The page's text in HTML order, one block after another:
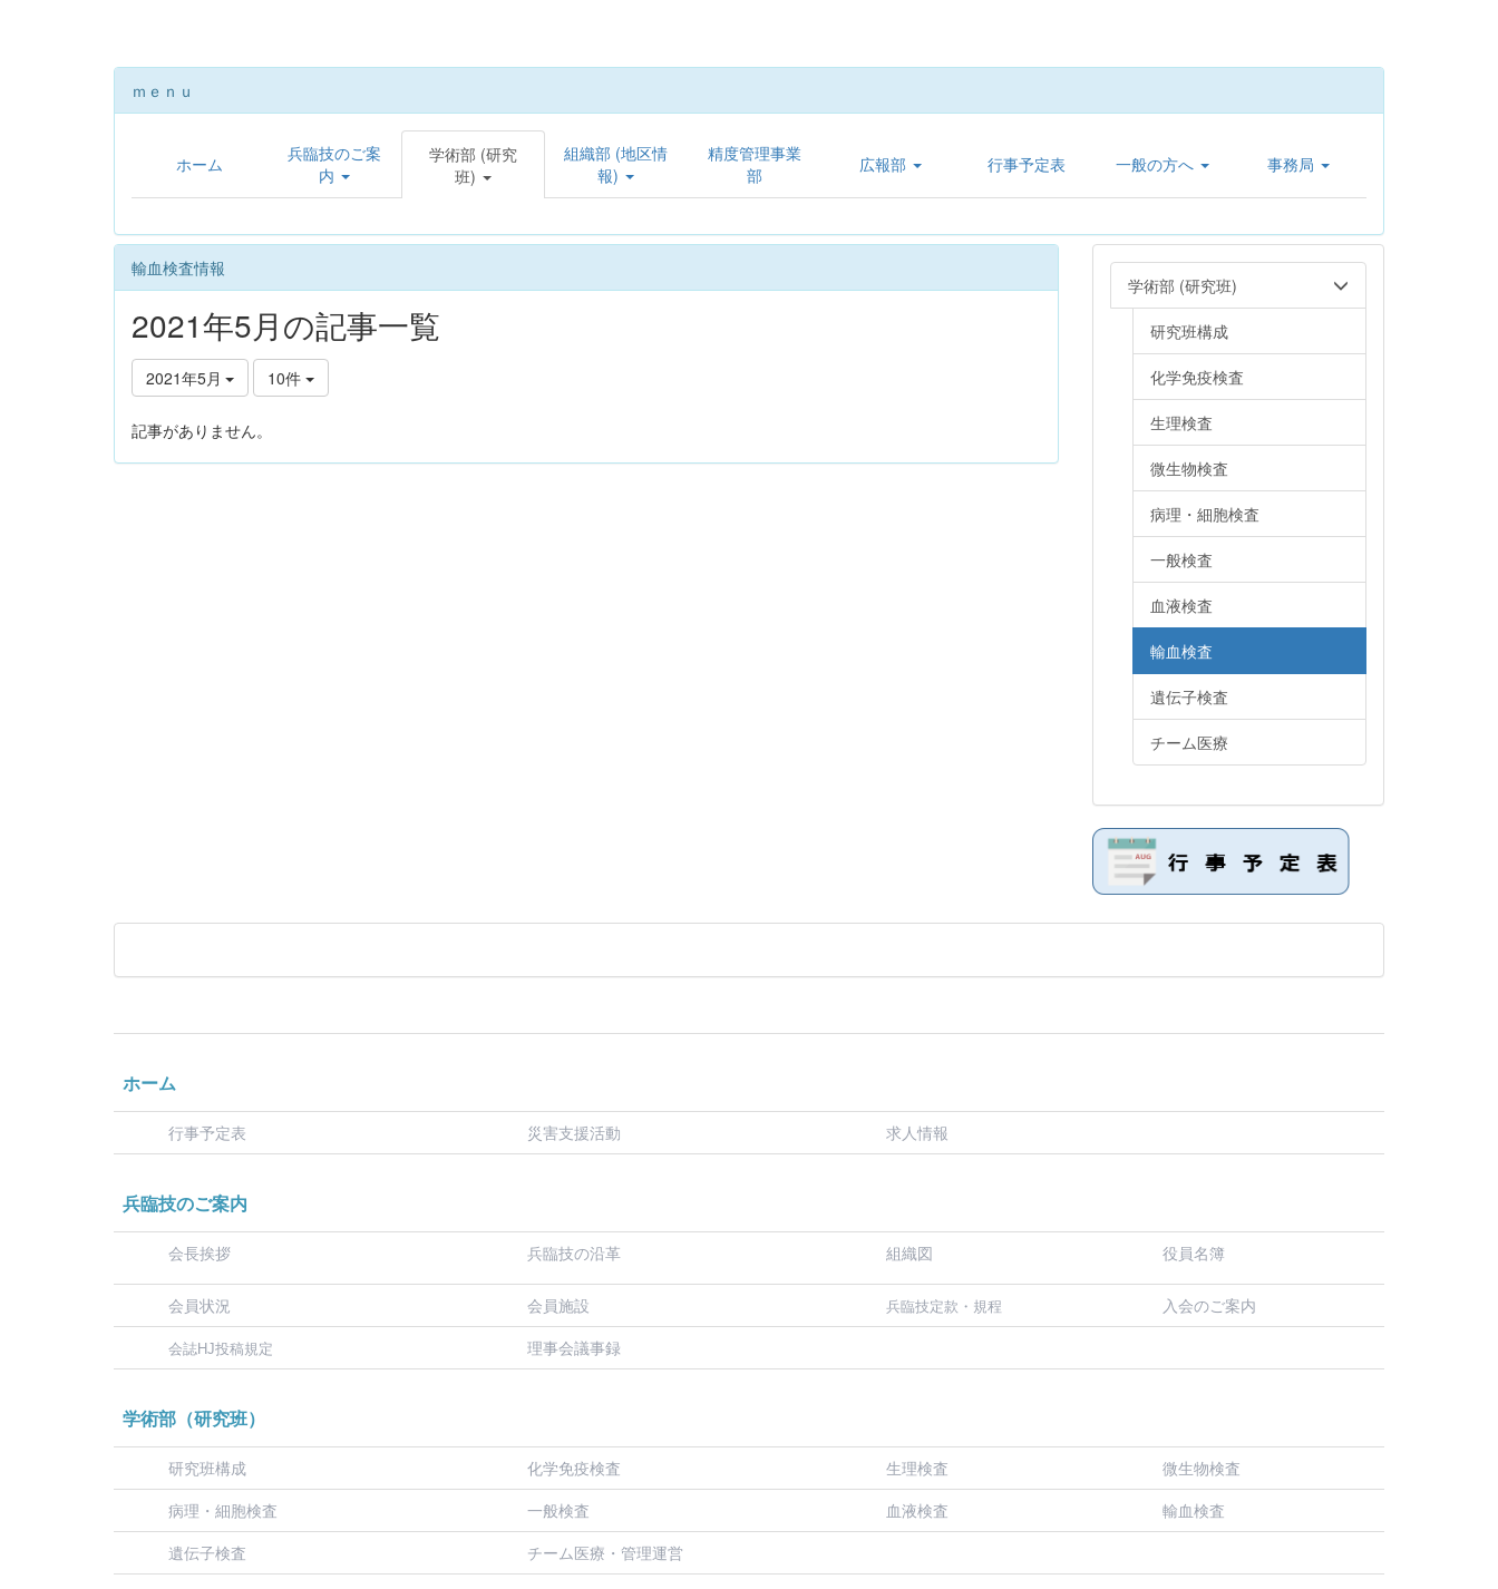
ｍｅｎｕ
ホーム
兵臨技のご案
内
学術部 (研究
班)
組織部 (地区情
報)
精度管理事業
部
広報部 行事予定表 一般の方へ 事務局
輸血検査情報
2021年5月の記事一覧
2021年5月 10件
記事がありません。
学術部 (研究班)
研究班構成
化学免疫検査
生理検査
微生物検査
病理・細胞検査
一般検査
血液検査
輸血検査
遺伝子検査
チーム医療
ホーム
行事予定表 災害支援活動 求人情報
兵臨技のご案内
会長挨拶 兵臨技の沿革 組織図 役員名簿
会員状況 会員施設 兵臨技定款・規程 入会のご案内
会誌HJ投稿規定 理事会議事録
学術部（研究班）
研究班構成 化学免疫検査 生理検査
微生物検査
病理・細胞検査
一般検査 血液検査
輸血検査
遺伝子検査
チーム医療・管理運営